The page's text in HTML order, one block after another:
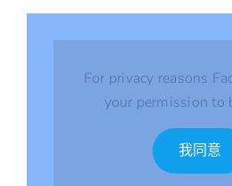
For privacy reasons
your permission to
我同意